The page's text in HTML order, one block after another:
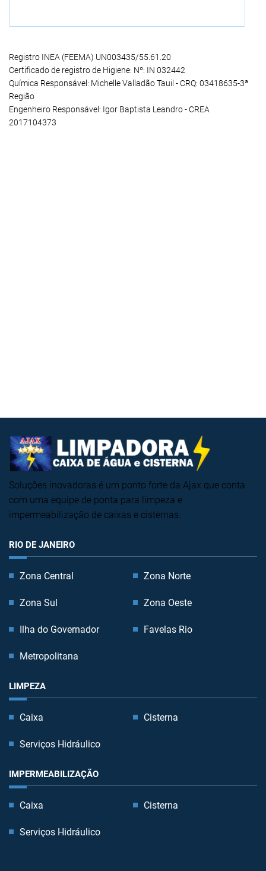
Registro INEA (FEEMA) UN003435/55.61.20
Certificado de registro de Higiene: Nº: IN 032442
Química Responsável: Michelle Valladão Tauil - CRQ: 03418635-3ª
Região
Engenheiro Responsável: Igor Baptista Leandro - CREA
2017104373
Soluções inovadoras é um ponto forte da Ajax que conta
com uma equipe de ponta para limpeza e
impermeabilização de caixas e cisternas.
RIO DE JANEIRO
Zona Central Zona Norte
Zona Sul Zona Oeste
Ilha do Governador Favelas Rio
Metropolitana
LIMPEZA
Caixa Cisterna
Serviços Hidráulico
IMPERMEABILIZAÇÃO
Caixa Cisterna
Serviços Hidráulico